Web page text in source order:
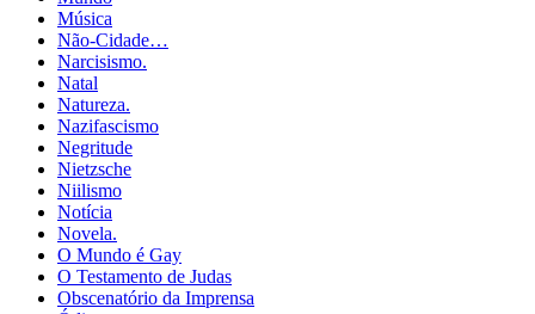
Música
Não-Cidade…
Narcisismo.
Natal
Natureza.
Nazifascismo
Negritude
Nietzsche
Niilismo
Notícia
Novela.
O Mundo é Gay
O Testamento de Judas
Obscenatório da Imprensa